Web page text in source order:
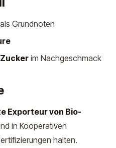
als Grundnoten
im Nachgeschmack
Exporteur von Bio-
in Kooperativen
halten.